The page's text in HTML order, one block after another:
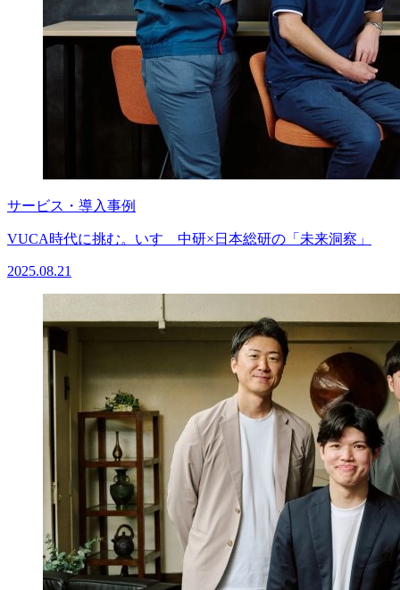
サービス・導入事例
VUCA時代に挑む。いすゞ中研×日本総研の「未来洞察」
2025.08.21